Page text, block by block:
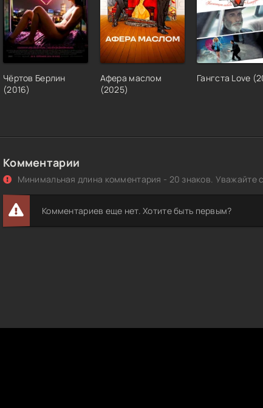
Чёртов Берлин
(2016)
Афера маслом
(2025)
Гангста Love
Комментарии
Минимальная длина комментария - 20 знаков. Уважайте
Комментариев еще нет. Хотите быть первым?